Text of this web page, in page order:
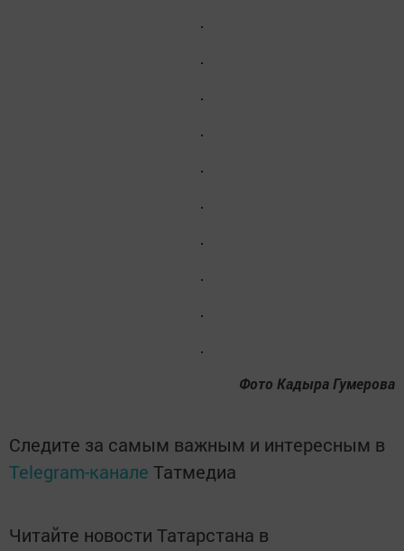
Фото Кадыра Гумерова
Следите за самым важным и интересным в
Telegram-канале Татмедиа
Читайте новости Татарстана в